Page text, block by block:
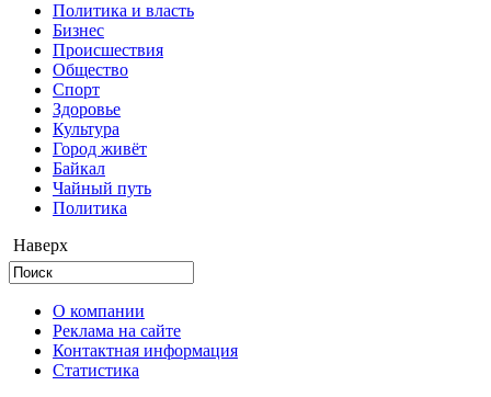
Политика и власть
Бизнес
Происшествия
Общество
Cпорт
Здоровье
Культура
Город живёт
Байкал
Чайный путь
Политика
Наверх
О компании
Реклама на сайте
Контактная информация
Статистика